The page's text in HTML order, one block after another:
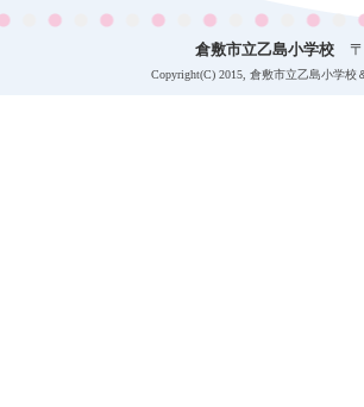
倉敷市立乙島小学校 〒
Copyright(C) 2015, 倉敷市立乙島小学